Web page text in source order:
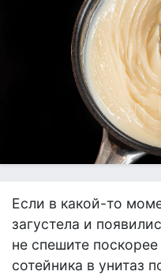
Если в какой-то
загустела и
не спешите
сотейника в унитаз